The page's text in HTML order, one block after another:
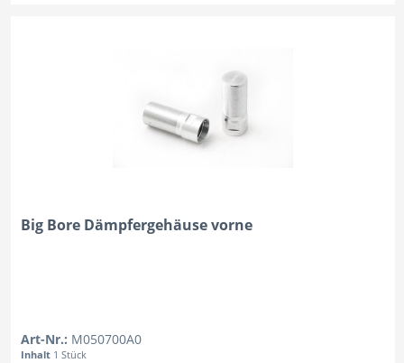
Big Bore Dämpfergehäuse vorne
Art-Nr.: M050700A0
Inhalt 1 Stück